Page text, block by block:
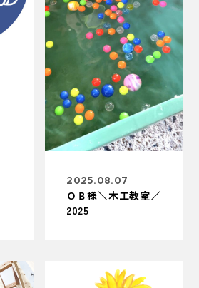
2025.08.07
ＯＢ様＼木工教室／
2025